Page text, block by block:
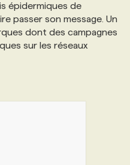
épidermiques de
passer son message. Un
dont des campagnes
sur les réseaux